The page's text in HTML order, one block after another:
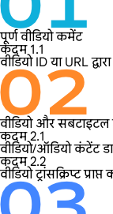
पूर्ण वीडियो कमेंट
कदम 1.1
वीडियो ID या URL
वीडियो और सबटाइटल
कदम 2.1
वीडियो/ऑडियो कंटेंट
कदम 2.2
वीडियो ट्रांसक्रिप्ट प्राप्त